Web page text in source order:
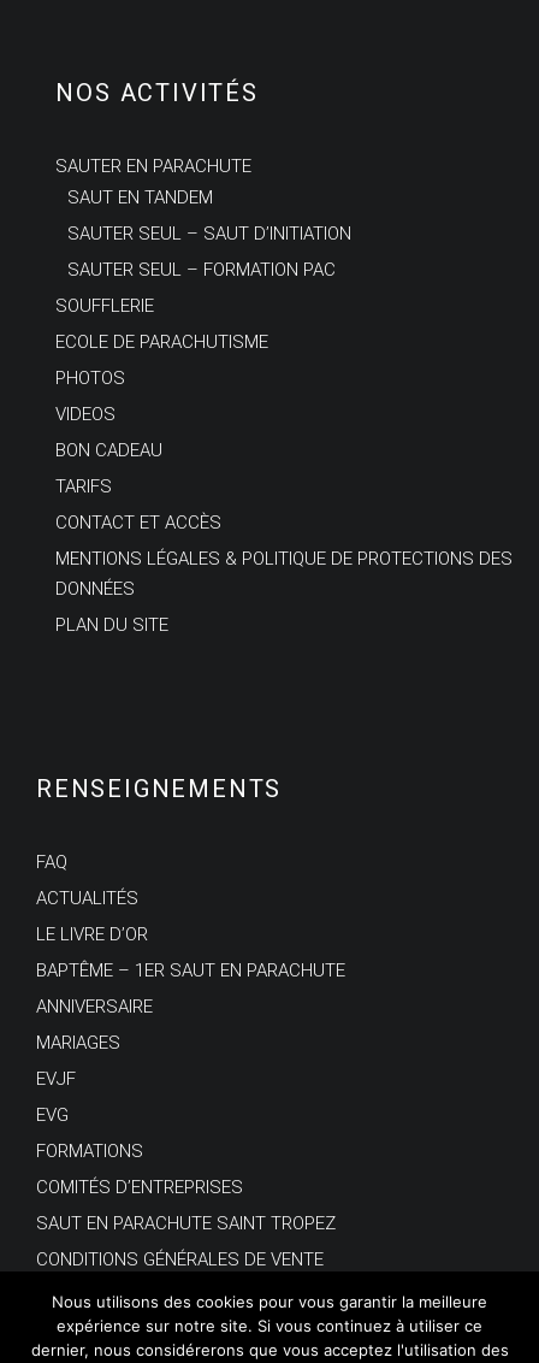
NOS ACTIVITÉS
SAUTER EN PARACHUTE
SAUT EN TANDEM
SAUTER SEUL – SAUT D’INITIATION
SAUTER SEUL – FORMATION PAC
SOUFFLERIE
ECOLE DE PARACHUTISME
PHOTOS
VIDEOS
BON CADEAU
TARIFS
CONTACT ET ACCÈS
MENTIONS LÉGALES & POLITIQUE DE PROTECTIONS DES
DONNÉES
PLAN DU SITE
RENSEIGNEMENTS
FAQ
ACTUALITÉS
LE LIVRE D’OR
BAPTÊME – 1ER SAUT EN PARACHUTE
ANNIVERSAIRE
MARIAGES
EVJF
EVG
FORMATIONS
COMITÉS D’ENTREPRISES
SAUT EN PARACHUTE SAINT TROPEZ
CONDITIONS GÉNÉRALES DE VENTE
Nous utilisons des cookies pour vous garantir la meilleure
expérience sur notre site. Si vous continuez à utiliser ce
dernier, nous considérerons que vous acceptez l'utilisation des